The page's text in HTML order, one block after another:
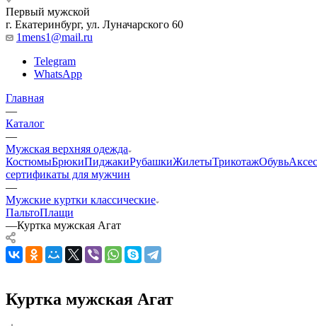
Первый мужской
г. Екатеринбург, ул. Луначарского 60
1mens1@mail.ru
Telegram
WhatsApp
Главная
—
Каталог
—
Мужская верхняя одежда
КостюмыБрюкиПиджакиРубашкиЖилетыТрикотажОбувь
сертификаты для мужчин
—
Мужские куртки классические
ПальтоПлащи
—Куртка мужская Агат
Куртка мужская Агат